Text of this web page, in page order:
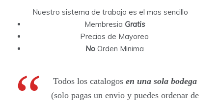
Nuestro sistema de trabajo es el mas sencillo
Membresia Gratis
Precios de Mayoreo
NoOrden Minima
Todos los catalogos en una sola bodega
(solo pagas un envio y puedes ordenar de